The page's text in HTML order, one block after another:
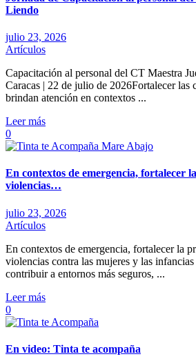
Liendo
julio 23, 2026
Artículos
Capacitación al personal del CT Maestra
Caracas | 22 de julio de 2026Fortalecer las
brindan atención en contextos ...
Leer más
0
En contextos de emergencia, fortalecer
violencias…
julio 23, 2026
Artículos
En contextos de emergencia, fortalecer la
violencias contra las mujeres y las
contribuir a entornos más seguros, ...
Leer más
0
En video: Tinta te acompaña